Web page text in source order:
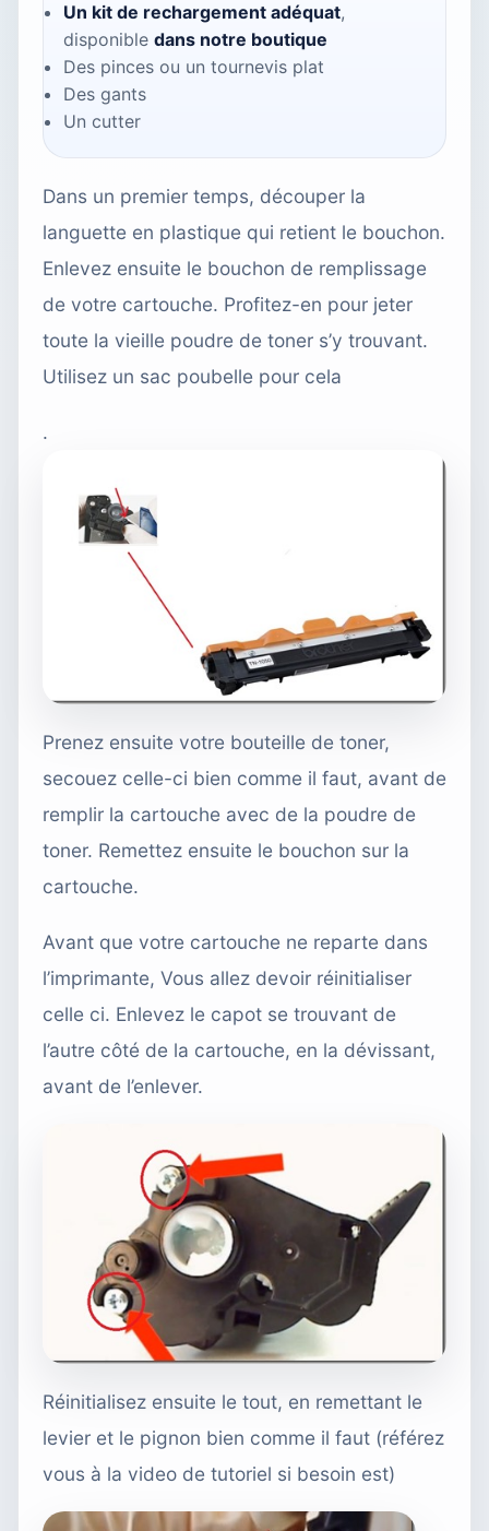
Un kit de rechargement adéquat,
disponible dans notre boutique
Des pinces ou un tournevis plat
Des gants
Un cutter
Dans un premier temps, découper la
languette en plastique qui retient le bouchon.
Enlevez ensuite le bouchon de remplissage
de votre cartouche. Profitez-en pour jeter
toute la vieille poudre de toner s’y trouvant.
Utilisez un sac poubelle pour cela
.
Prenez ensuite votre bouteille de toner,
secouez celle-ci bien comme il faut, avant de
remplir la cartouche avec de la poudre de
toner. Remettez ensuite le bouchon sur la
cartouche.
Avant que votre cartouche ne reparte dans
l’imprimante, Vous allez devoir réinitialiser
celle ci. Enlevez le capot se trouvant de
l’autre côté de la cartouche, en la dévissant,
avant de l’enlever.
Réinitialisez ensuite le tout, en remettant le
levier et le pignon bien comme il faut (référez
vous à la video de tutoriel si besoin est)